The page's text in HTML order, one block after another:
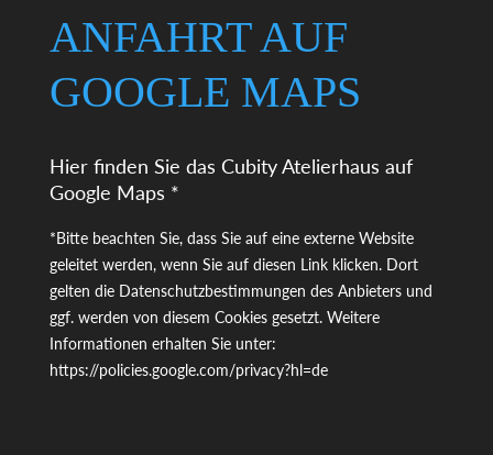
ANFAHRT AUF
GOOGLE MAPS
Hier finden Sie das Cubity Atelierhaus auf
Google Maps *
*Bitte beachten Sie, dass Sie auf eine externe Website
geleitet werden, wenn Sie auf diesen Link klicken. Dort
gelten die Datenschutzbestimmungen des Anbieters und
ggf. werden von diesem Cookies gesetzt. Weitere
Informationen erhalten Sie unter:
https://policies.google.com/privacy?hl=de